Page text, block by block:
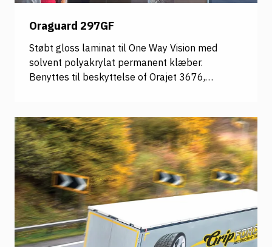
Oraguard 297GF
Støbt gloss laminat til One Way Vision med
solvent polyakrylat permanent klæber.
Benyttes til beskyttelse of Orajet 3676,
anbefales at laminaten er 0,5 -1 cm større end
printet, så printet ”kantforsegles”. Holdbarhed
op til 8 år. Anbefalet printmedie: Orajet 3676
<b>Længde: 50 meter pr. rulle Leveres ikke i
anbrud Vi forbeholder os ret til at ændre antal
meter jf. dette!</b> 1 rl. bestil 50 meter 2 rl.
bestil 100 meter